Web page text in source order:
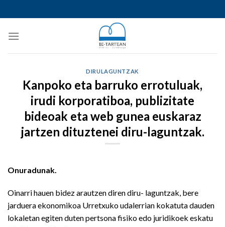
to
content
DIRULAGUNTZAK
Kanpoko eta barruko errotuluak,
irudi korporatiboa, publizitate
bideoak eta web gunea euskaraz
jartzen dituztenei diru-laguntzak.
Onuradunak.
Oinarri hauen bidez arautzen diren diru- laguntzak, bere
jarduera ekonomikoa Urretxuko udalerrian kokatuta dauden
lokaletan egiten duten pertsona fisiko edo juridikoek eskatu